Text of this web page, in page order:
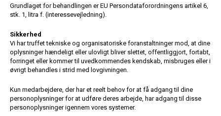
Grundlaget for behandlingen er EU Persondataforordningens artikel 6,
stk. 1, litra f. (interessevejledning).
Sikkerhed
Vi har truffet tekniske og organisatoriske foranstaltninger mod, at dine
oplysninger hændeligt eller ulovligt bliver slettet, offentliggjort, fortabt,
forringet eller kommer til uvedkommendes kendskab, misbruges eller i
øvrigt behandles i strid med lovgivningen.
Kun medarbejdere, der har et reelt behov for at få adgang til dine
personoplysninger for at udføre deres arbejde, har adgang til disse
personoplysninger igennem vores systemer.